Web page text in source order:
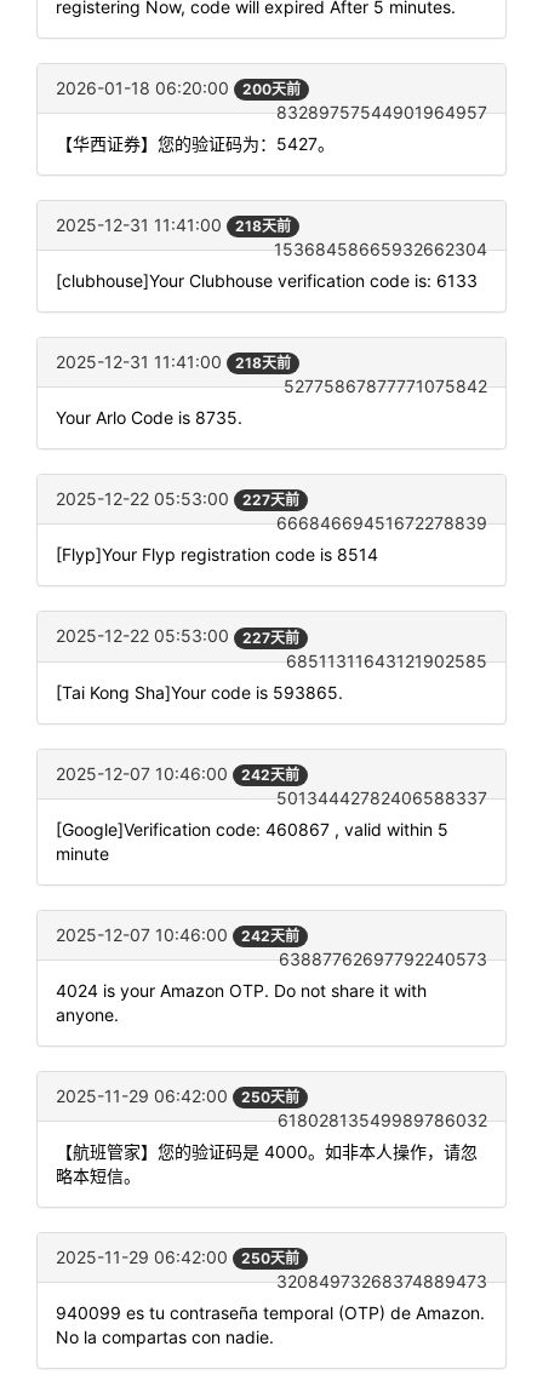
registering Now, code will expired After 5 minutes.
2026-01-18 06:20:00 200天前
83289757544901964957
【华西证券】您的验证码为：5427。
2025-12-31 11:41:00 218天前
15368458665932662304
[clubhouse]Your Clubhouse verification code is: 6133
2025-12-31 11:41:00 218天前
52775867877771075842
Your Arlo Code is 8735.
2025-12-22 05:53:00 227天前
66684669451672278839
[Flyp]Your Flyp registration code is 8514
2025-12-22 05:53:00 227天前
68511311643121902585
[Tai Kong Sha]Your code is 593865.
2025-12-07 10:46:00 242天前
50134442782406588337
[Google]Verification code: 460867 , valid within 5
minute
2025-12-07 10:46:00 242天前
63887762697792240573
4024 is your Amazon OTP. Do not share it with
anyone.
2025-11-29 06:42:00 250天前
61802813549989786032
【航班管家】您的验证码是 4000。如非本人操作，请忽
略本短信。
2025-11-29 06:42:00 250天前
32084973268374889473
940099 es tu contraseña temporal (OTP) de Amazon.
No la compartas con nadie.